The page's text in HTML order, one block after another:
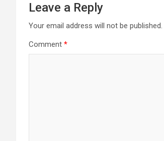
Leave a Reply
Your email address will not be published.
Comment *